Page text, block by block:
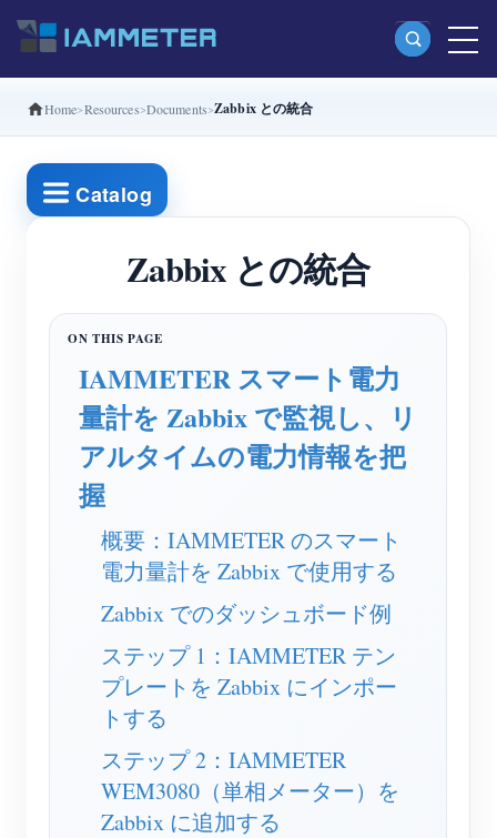
製品
単相Wi-Fiエネルギーメーター（WEM3080）
分相Wi-Fiエネルギーメーター（WEM2067）
三相Wi-Fiエネルギーメーター（WEM3080T）
三相Wi-Fiエネルギーメーター（WEM3046T）
三相Wi-Fiエネルギーメーター（WEM3050T）
WiFi電力コントローラー
IAMMETER Cloud Pro
セルフホスティングサービス
IAMMETER シミュレーター
仮想メーター
エネルギー予測・シミュレーションシステム
アプリケーション
太陽光PVシステム エネルギーモニター
電力使用量モニター
PVヒーター制御システム
ストア
リソース
製品クイックスタート
コミュニティ
Home Resources Documents Zabbix との統合
Catalog
Zabbix との統合
IAMMETER スマート電力
量計を Zabbix で監視し、リ
アルタイムの電力情報を把
握
概要：IAMMETER のスマート
電力量計を Zabbix で使用する
Zabbix でのダッシュボード例
ステップ 1：IAMMETER テン
プレートを Zabbix にインポー
トする
ステップ 2：IAMMETER
WEM3080（単相メーター）を
Zabbix に追加する